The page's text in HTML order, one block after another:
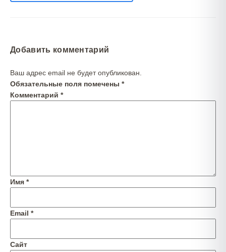
Добавить комментарий
Ваш адрес email не будет опубликован.
Обязательные поля помечены *
Комментарий *
Имя *
Email *
Сайт